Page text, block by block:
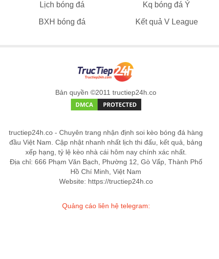
Lịch bóng đá Kq bóng đá Ý
BXH bóng đá Kết quả V League
Bản quyền ©2011 tructiep24h.co
tructiep24h.co - Chuyên trang nhận định soi kèo bóng đá hàng
đầu Việt Nam. Cập nhật nhanh nhất lịch thi đấu, kết quả, bảng
xếp hạng, tỷ lệ kèo nhà cái hôm nay chính xác nhất.
Địa chỉ: 666 Phạm Văn Bạch, Phường 12, Gò Vấp, Thành Phố
Hồ Chí Minh, Việt Nam
Website: https://tructiep24h.co
Quảng cáo liên hệ telegram: